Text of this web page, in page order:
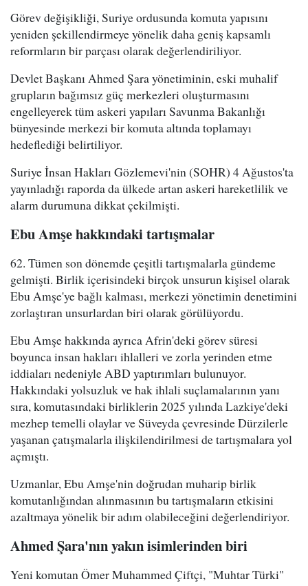
Görev değişikliği, Suriye ordusunda komuta yapısını
yeniden şekillendirmeye yönelik daha geniş kapsamlı
reformların bir parçası olarak değerlendiriliyor.
Devlet Başkanı Ahmed Şara yönetiminin, eski muhalif
grupların bağımsız güç merkezleri oluşturmasını
engelleyerek tüm askeri yapıları Savunma Bakanlığı
bünyesinde merkezi bir komuta altında toplamayı
hedeflediği belirtiliyor.
Suriye İnsan Hakları Gözlemevi'nin (SOHR) 4 Ağustos'ta
yayınladığı raporda da ülkede artan askeri hareketlilik ve
alarm durumuna dikkat çekilmişti.
Ebu Amşe hakkındaki tartışmalar
62. Tümen son dönemde çeşitli tartışmalarla gündeme
gelmişti. Birlik içerisindeki birçok unsurun kişisel olarak
Ebu Amşe'ye bağlı kalması, merkezi yönetimin denetimini
zorlaştıran unsurlardan biri olarak görülüyordu.
Ebu Amşe hakkında ayrıca Afrin'deki görev süresi
boyunca insan hakları ihlalleri ve zorla yerinden etme
iddiaları nedeniyle ABD yaptırımları bulunuyor.
Hakkındaki yolsuzluk ve hak ihlali suçlamalarının yanı
sıra, komutasındaki birliklerin 2025 yılında Lazkiye'deki
mezhep temelli olaylar ve Süveyda çevresinde Dürzilerle
yaşanan çatışmalarla ilişkilendirilmesi de tartışmalara yol
açmıştı.
Uzmanlar, Ebu Amşe'nin doğrudan muharip birlik
komutanlığından alınmasının bu tartışmaların etkisini
azaltmaya yönelik bir adım olabileceğini değerlendiriyor.
Ahmed Şara'nın yakın isimlerinden biri
Yeni komutan Ömer Muhammed Çiftçi, "Muhtar Türki"